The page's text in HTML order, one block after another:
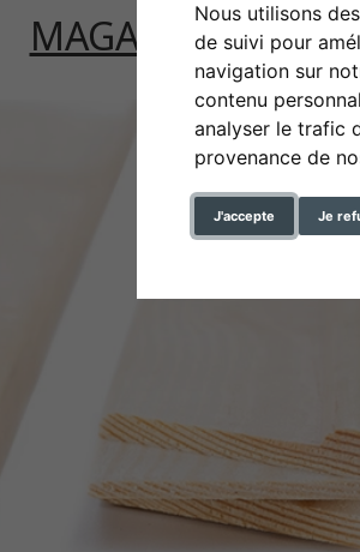
Nous utilisons
de suivi pour
navigation sur
contenu
analyser le trafic
provenance de
J'accepte Je
MAGAZINE